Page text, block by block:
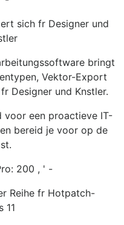
sich fr Designer und
bringt
Vektor-Export
Designer und Knstler.
voor een proactieve IT-
bereid je voor op de
200 , ' -
Reihe fr Hotpatch-
11